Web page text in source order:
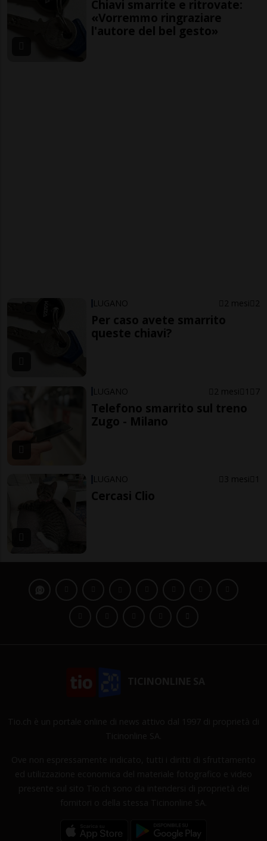
Chiavi smarrite e ritrovate:
«Vorremmo ringraziare
l'autore del bel gesto»
LUGANO 2 mesi 2
Per caso avete smarrito
queste chiavi?
LUGANO 2 mesi 1 7
Telefono smarrito sul treno
Zugo - Milano
LUGANO 3 mesi 1
Cercasi Clio